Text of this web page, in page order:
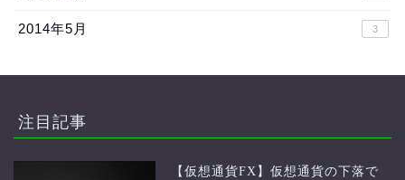
2014年5月 3
注目記事
【仮想通貨FX】仮想通貨の下落で